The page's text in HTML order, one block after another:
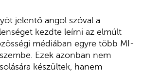
jelentő angol szóval a
kezdte leírni az elmúlt
médiában egyre több MI-
Ezek azonban nem
készültek, hanem